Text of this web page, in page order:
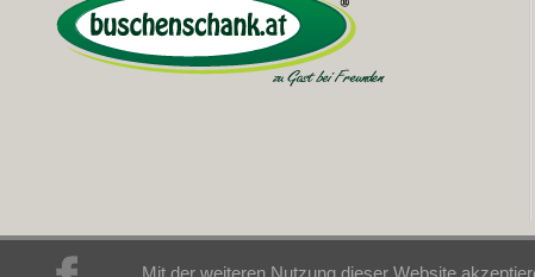
Mit der weiteren Nutzung dieser Website